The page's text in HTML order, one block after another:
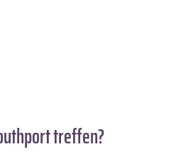
treffen?